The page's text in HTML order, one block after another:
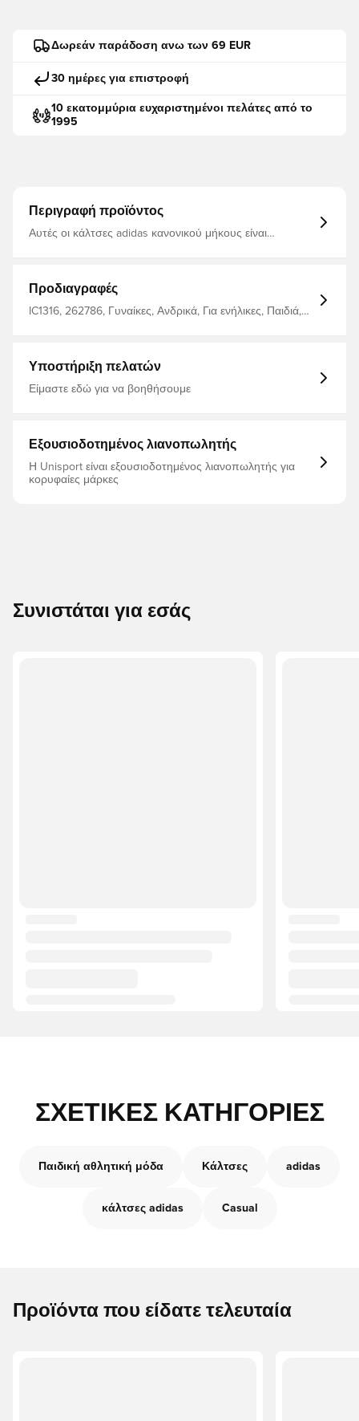
Δωρεάν παράδοση ανω των 69 EUR
30 ημέρες για επιστροφή
10 εκατομμύρια ευχαριστημένοι πελάτες από το
1995
Περιγραφή προϊόντος
Αυτές οι κάλτσες adidas κανονικού μήκους είναι
τυλίγει το πόδι σας με άνεση, ενώ οι σύνθετες ραφές των
ποδιών αποτρέπουν το τρίψιμο. Τουλάχιστον το 50%
του προϊόντος είναι ένα μείγμα ανακυκλωμένων και
Υποστήριξη αψίδας Απορρόφηση κραδασμών στη σόλα,
συμπεριλαμβανομένου του δακτύλου και της φτέρνας
Εκτεταμένη ραφή δακτύλων
Προδιαγραφές
IC1316, 262786, Γυναίκες, Ανδρικά, Για ενήλικες, Παιδιά,
Υποστήριξη πελατών
Είμαστε εδώ για να βοηθήσουμε
Εξουσιοδοτημένος λιανοπωλητής
Η Unisport είναι εξουσιοδοτημένος λιανοπωλητής για
κορυφαίες μάρκες
Συνιστάται για εσάς
ΣΧΕΤΙΚΈΣ ΚΑΤΗΓΟΡΊΕΣ
Παιδική αθλητική μόδα Κάλτσες adidas
κάλτσες adidas Casual
Προϊόντα που είδατε τελευταία